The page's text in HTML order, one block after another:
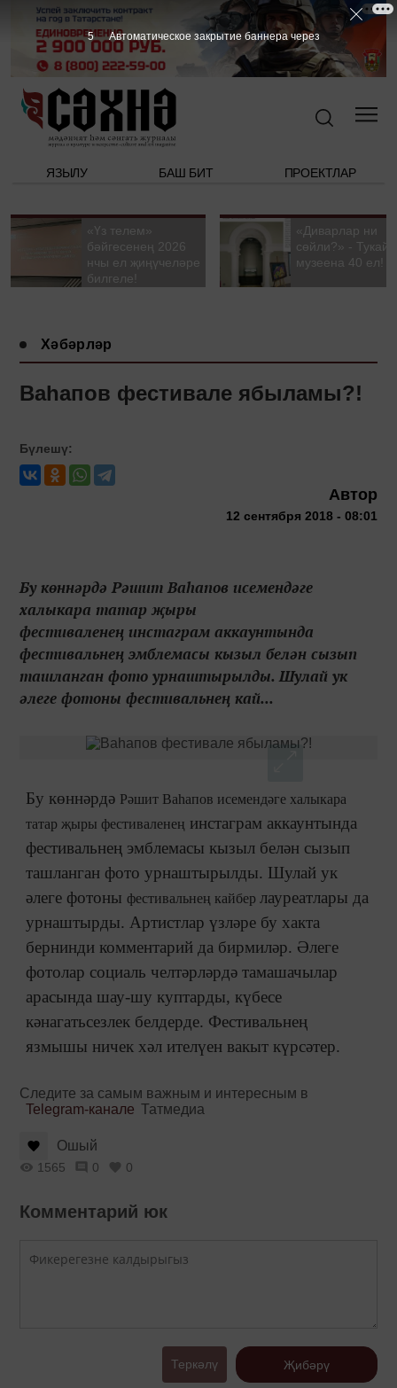
ЯЗЫЛУ БАШ БИТ ПРОЕКТЛАР
«Үз телем»
бәйгесенең 2026
нчы ел җиңүчеләре
билгеле!
«Диварлар ни
сөйли?» - Тукай
музеена 40 ел!
Хәбәрләр
Ваһапов фестивале ябыламы?!
Бүлешү:
Автор
12 сентября 2018 - 08:01
Бу көннәрдә Рәшит Ваһапов исемендәге
халыкара татар җыры
фестиваленең инстаграм аккаунтында
фестивальнең эмблемасы кызыл белән сызып
ташланган фото урнаштырылды. Шулай ук
әлеге фотоны фестивальнең кай...
Бу көннәрдә Рәшит Ваһапов исемендәге халыкара
татар җыры фестиваленең инстаграм аккаунтында
фестивальнең эмблемасы кызыл белән сызып
ташланган фото урнаштырылды. Шулай ук
әлеге фотоны фестивальнең кайбер лауреатлары да
урнаштырды. Артистлар үзләре бу хакта
бернинди комментарий да бирмиләр. Әлеге
фотолар социаль челтәрләрдә тамашачылар
арасында шау-шу куптарды, күбесе
кәнагатьсезлек белдерде. Фестивальнең
язмышы ничек хәл ителүен вакыт күрсәтер.
Следите за самым важным и интересным в
Telegram-канале Татмедиа
Ошый
1565 0 0
Комментарий юк
Теркәлү Җибәрү
4 Автоматическое закрытие баннера через